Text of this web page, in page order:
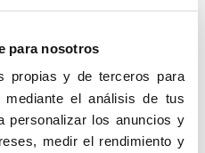
para nosotros
propias y de terceros para
mediante el análisis de tus
personalizar los anuncios y
medir el rendimiento y
apostolado es el trabajo con
a una adoración
trans que aún no ha
la ves llorar frente al
dijo que nos precederán en
la luz